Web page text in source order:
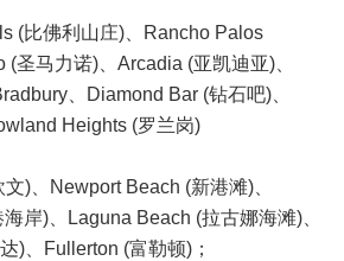
(比佛利山庄)、Rancho Palos
圣马力诺)、Arcadia (亚凯迪亚)、
、Diamond Bar (钻石吧)、
Heights (罗兰岗)
)、Newport Beach (新港滩)、
岸)、Laguna Beach (拉古娜海滩)、
)、Fullerton (富勒顿)；